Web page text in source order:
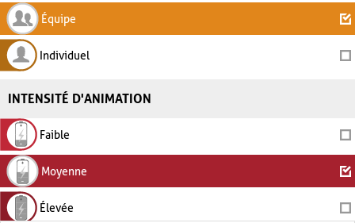
Équipe
Individuel
INTENSITÉ D'ANIMATION
Faible
Moyenne
Élevée